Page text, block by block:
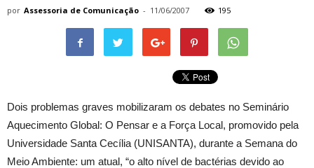
por Assessoria de Comunicação - 11/06/2007 195
Dois problemas graves mobilizaram os debates no Seminário
Aquecimento Global: O Pensar e a Força Local, promovido pela
Universidade Santa Cecília (UNISANTA), durante a Semana do
Meio Ambiente: um atual, “o alto nível de bactérias devido ao